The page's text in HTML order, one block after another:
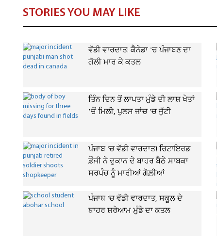
STORIES YOU MAY LIKE
ਵੱਡੀ ਵਾਰਦਾਤ: ਕੈਨੇਡਾ 'ਚ ਪੰਜਾਬਣ ਦਾ
ਗੋਲੀ ਮਾਰ ਕੇ ਕਤਲ
ਤਿੰਨ ਦਿਨ ਤੋਂ ਲਾਪਤਾ ਮੁੰਡੇ ਦੀ ਲਾਸ਼ ਖੇਤਾਂ
’ਚੋਂ ਮਿਲੀ, ਪੁਲਸ ਜਾਂਚ 'ਚ ਜੁੱਟੀ
ਪੰਜਾਬ 'ਚ ਵੱਡੀ ਵਾਰਦਾਤ! ਰਿਟਾਇਰਡ
ਫ਼ੌਜੀ ਨੇ ਦੁਕਾਨ ਦੇ ਬਾਹਰ ਬੈਠੇ ਸਾਬਕਾ
ਸਰਪੰਚ ਨੂੰ ਮਾਰੀਆਂ ਗੋਲ਼ੀਆਂ
ਪੰਜਾਬ 'ਚ ਵੱਡੀ ਵਾਰਦਾਤ, ਸਕੂਲ ਦੇ
ਬਾਹਰ ਸ਼ਰੇਆਮ ਮੁੰਡੇ ਦਾ ਕਤਲ